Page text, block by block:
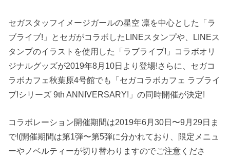
セガスタッフイメージガールの星空 凛を中心とした「ラ
ブライブ!」とセガがコラボしたLINEスタンプや、LINEス
タンプのイラストを使用した「ラブライブ!」コラボオリ
ジナルグッズが2019年8月10日より登場!さらに、セガコ
ラボカフェ秋葉原4号館でも「セガコラボカフェ ラブライ
ブ!シリーズ 9th ANNIVERSARY!」の同時開催が決定!
コラボレーション開催期間は2019年6月30日〜9月29日ま
で!(開催期間は第1弾〜第5弾に分かれており、限定メニュ
ーやノベルティーが切り替わりますのでご注意くださ